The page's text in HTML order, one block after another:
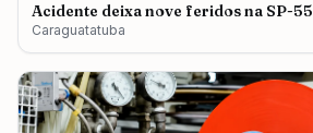
Acidente deixa nove feridos na SP-
Caraguatatuba